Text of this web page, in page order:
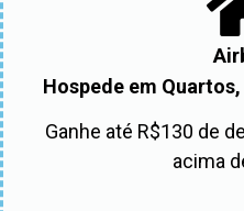
Hospede em
Ganhe até R$130 de
acima